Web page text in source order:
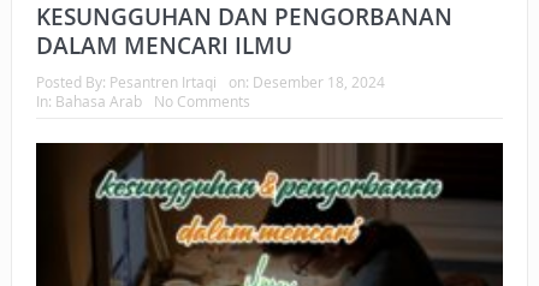
KESUNGGUHAN DAN PENGORBANAN
DALAM MENCARI ILMU
Posted By: Pesantren Irtaqi on: Desember 18, 2024
In: Bahasa Arab No Comments